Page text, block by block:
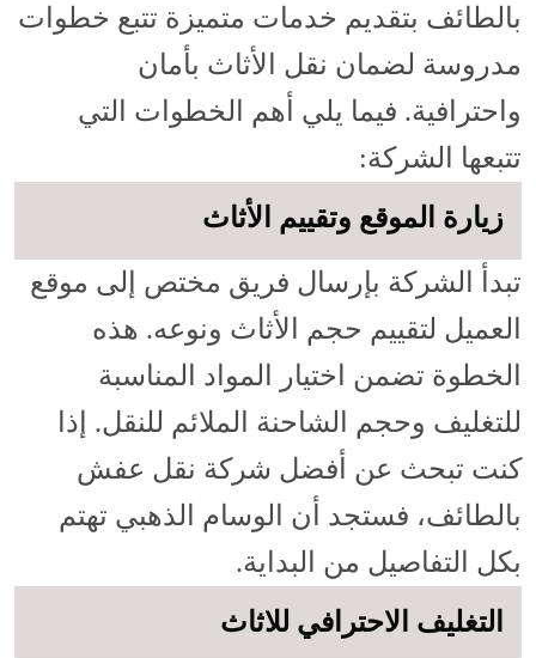
بالطائف بتقديم خدمات متميزة تتبع خطوات
مدروسة لضمان نقل الأثاث بأمان
واحترافية. فيما يلي أهم الخطوات التي
تتبعها الشركة:
زيارة الموقع وتقييم الأثاث
تبدأ الشركة بإرسال فريق مختص إلى موقع
العميل لتقييم حجم الأثاث ونوعه. هذه
الخطوة تضمن اختيار المواد المناسبة
للتغليف وحجم الشاحنة الملائم للنقل. إذا
كنت تبحث عن أفضل شركة نقل عفش
بالطائف، فستجد أن الوسام الذهبي تهتم
بكل التفاصيل من البداية.
التغليف الاحترافي للاثاث